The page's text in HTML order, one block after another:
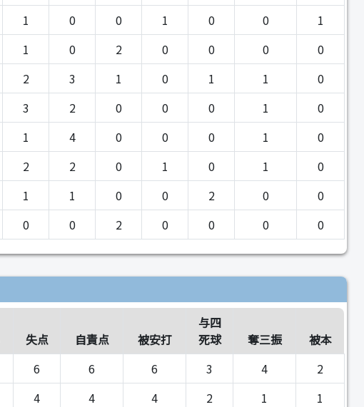
1 0 0 1 0 0
1
1 0 2 0 0 0
0
2 3 1 0 1 1
0
3 2 0 0 0 1
0
1 4 0 0 0 1
0
2 2 0 1 0 1
0
1 1 0 0 2 0
0
0 0 2 0 0 0 0
失点 自責点 被安打
与四
死球
奪三振
被本
6 6 6 3 4
2
4 4 4 2 1
1